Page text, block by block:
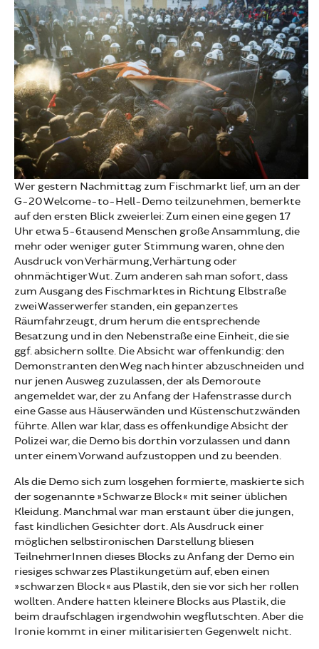
Wer gestern Nachmittag zum Fischmarkt lief, um an der
G-20 Welcome-to-Hell-Demo teilzunehmen, bemerkte
auf den ersten Blick zweierlei: Zum einen eine gegen 17
Uhr etwa 5-6tausend Menschen große Ansammlung, die
mehr oder weniger guter Stimmung waren, ohne den
Ausdruck von Verhärmung, Verhärtung oder
ohnmächtiger Wut. Zum anderen sah man sofort, dass
zum Ausgang des Fischmarktes in Richtung Elbstraße
zwei Wasserwerfer standen, ein gepanzertes
Räumfahrzeugt, drum herum die entsprechende
Besatzung und in den Nebenstraße eine Einheit, die sie
ggf. absichern sollte. Die Absicht war offenkundig: den
Demonstranten den Weg nach hinter abzuschneiden und
nur jenen Ausweg zuzulassen, der als Demoroute
angemeldet war, der zu Anfang der Hafenstrasse durch
eine Gasse aus Häuserwänden und Küstenschutzwänden
führte. Allen war klar, dass es offenkundige Absicht der
Polizei war, die Demo bis dorthin vorzulassen und dann
unter einem Vorwand aufzustoppen und zu beenden.
Als die Demo sich zum losgehen formierte, maskierte sich
der sogenannte »Schwarze Block« mit seiner üblichen
Kleidung. Manchmal war man erstaunt über die jungen,
fast kindlichen Gesichter dort. Als Ausdruck einer
möglichen selbstironischen Darstellung bliesen
TeilnehmerInnen dieses Blocks zu Anfang der Demo ein
riesiges schwarzes Plastikungetüm auf, eben einen
»schwarzen Block« aus Plastik, den sie vor sich her rollen
wollten. Andere hatten kleinere Blocks aus Plastik, die
beim draufschlagen irgendwohin wegflutschten. Aber die
Ironie kommt in einer militarisierten Gegenwelt nicht.